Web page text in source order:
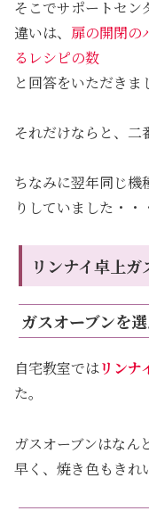
そこでサポートセン
違いは、 扉の開閉の
るレシピの数
と回答をいただきま
それだけならと、二
ちなみに翌年同じ機
りしていました・・
リンナイ卓上ガ
ガスオーブンを
自宅教室ではリンナ
た。
ガスオーブンはなん
早く、焼き色もきれ